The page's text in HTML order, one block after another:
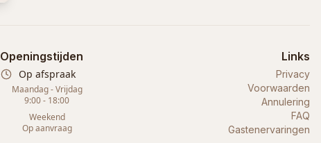
Openingstijden
Op afspraak
Maandag - Vrijdag
9:00 - 18:00
Weekend
Op aanvraag
Links
Privacy
Voorwaarden
Annulering
FAQ
Gastenervaringen